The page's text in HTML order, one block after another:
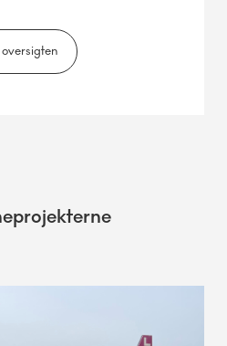
oversigten